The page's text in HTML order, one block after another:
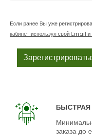
Если ранее Вы уже
кабинет используя свой Email
БЫСТРАЯ
заказа до